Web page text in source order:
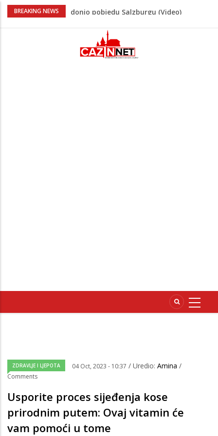
BREAKING NEWS
“Pečat slobodi 2026”: U Tržačkoj Rašteli
Unsko-sanskog kantona
Porodica iz Krajine u centru afere,
gradonačelnik Kelna pokrenuo istragu
ZDRAVLJE I LJEPOTA 04 Oct, 2023 - 10:37 / Uredio: Amina /
Comments
Usporite proces sijeđenja kose
prirodnim putem: Ovaj vitamin će
vam pomoći u tome